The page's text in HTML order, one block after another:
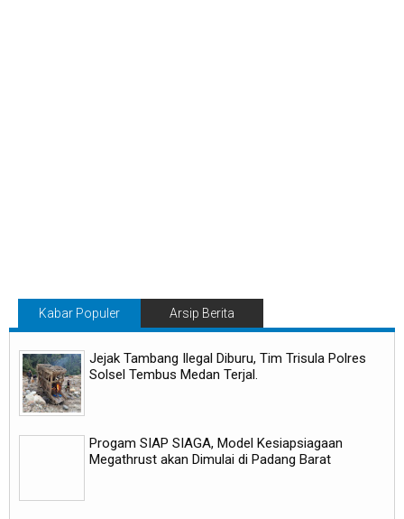
Kabar Populer Arsip Berita
Jejak Tambang Ilegal Diburu, Tim Trisula Polres
Solsel Tembus Medan Terjal.
Progam SIAP SIAGA, Model Kesiapsiagaan
Megathrust akan Dimulai di Padang Barat